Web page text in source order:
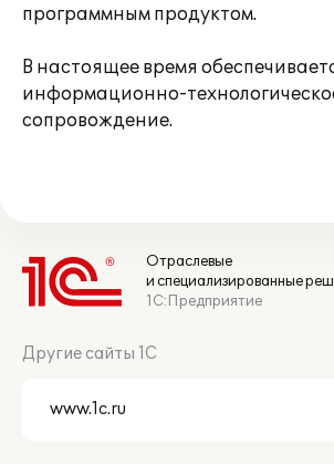
программным продуктом.
В настоящее время
информационно-
сопровождение.
Отраслевые
и специализированные
1С:Предприятие
Другие сайты 1С